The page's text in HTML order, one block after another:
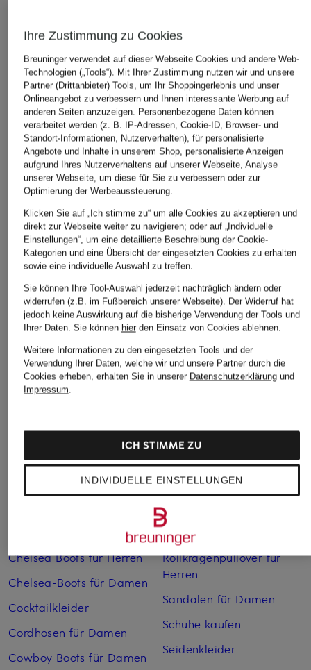
+Aktionsrabatt
DRYKORN
Marlenehose
CEILING
104,99 €
Bestpreis:89,24 €
Ursprünglich:169,95 €
RAFFAELLO ROSSI
Marlenehose MAYLA
169,99 €
Marc O'Polo
Hose in Jeansoptik
129,95 €
Weitere Kategorien
Anzüge für Herren
Bikinis Damen
Boots für Damen
Cabanjacken für Damen
Chelsea Boots für Herren
Chelsea-Boots für Damen
Cocktailkleider
Cordhosen für Damen
Cowboy Boots für Damen
Lange Ballkleider
Lederjacken für Damen
Mäntel für Damen
Parkas für Herren
Pullover für Damen
Rollkragenpullover für
Herren
Sandalen für Damen
Schuhe kaufen
Seidenkleider
Ihre Zustimmung zu Cookies
Breuninger verwendet auf dieser Webseite Cookies und andere Web-
Technologien („Tools“). Mit Ihrer Zustimmung nutzen wir und unsere
Partner (Drittanbieter) Tools, um Ihr Shoppingerlebnis und unser
Onlineangebot zu verbessern und Ihnen interessante Werbung auf
anderen Seiten anzuzeigen. Personenbezogene Daten können
verarbeitet werden (z. B. IP-Adressen, Cookie-ID, Browser- und
Standort-Informationen, Nutzerverhalten), für personalisierte
Angebote und Inhalte in unserem Shop, personalisierte Anzeigen
aufgrund Ihres Nutzerverhaltens auf unserer Webseite, Analyse
unserer Webseite, um diese für Sie zu verbessern oder zur
Optimierung der Werbeaussteuerung.
Klicken Sie auf „Ich stimme zu“ um alle Cookies zu akzeptieren und
direkt zur Webseite weiter zu navigieren; oder auf „Individuelle
Einstellungen“, um eine detaillierte Beschreibung der Cookie-
Kategorien und eine Übersicht der eingesetzten Cookies zu erhalten
sowie eine individuelle Auswahl zu treffen.
Sie können Ihre Tool-Auswahl jederzeit nachträglich ändern oder
widerrufen (z.B. im Fußbereich unserer Webseite). Der Widerruf hat
jedoch keine Auswirkung auf die bisherige Verwendung der Tools und
Ihrer Daten. Sie können hierden Einsatz von Cookies ablehnen.
Weitere Informationen zu den eingesetzten Tools und der
Verwendung Ihrer Daten, welche wir und unsere Partner durch die
Cookies erheben, erhalten Sie in unserer Datenschutzerklärungund
Impressum.
INDIVIDUELLE EINSTELLUNGEN
ICH STIMME ZU